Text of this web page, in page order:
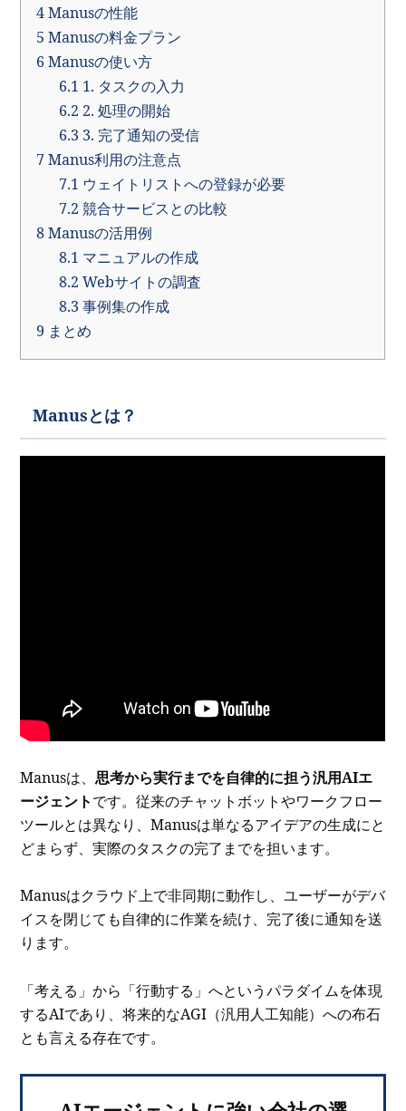
4Manusの性能
5 Manusの料金プラン
6Manusの使い方
6.1 1. タスクの入力
6.2 2. 処理の開始
6.3 3. 完了通知の受信
7Manus利用の注意点
7.1 ウェイトリストへの登録が必要
7.2 競合サービスとの比較
8Manusの活用例
8.1 マニュアルの作成
8.2 Webサイトの調査
8.3 事例集の作成
9 まとめ
Manusとは？
Manusは、思考から実行までを自律的に担う汎用AIエ
ージェントです。従来のチャットボットやワークフロー
ツールとは異なり、Manusは単なるアイデアの生成にと
どまらず、実際のタスクの完了までを担います。
Manusはクラウド上で非同期に動作し、ユーザーがデバ
イスを閉じても自律的に作業を続け、完了後に通知を送
ります。
「考える」から「行動する」へというパラダイムを体現
するAIであり、将来的なAGI（汎用人工知能）への布石
とも言える存在です。